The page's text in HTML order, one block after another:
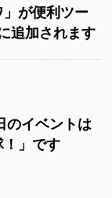
」が便利ツー
追加されます
イベントは
！」です